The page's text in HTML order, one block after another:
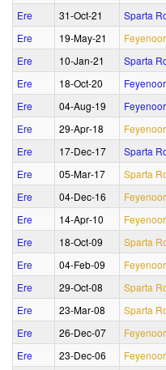
Ere
31‑Oct‑21 Sparta
Ere
19‑May‑21
Ere
10‑Jan‑21 Sparta
Ere
18‑Oct‑20
Ere
04‑Aug‑19
Ere
29‑Apr‑18
Ere
17‑Dec‑17 Sparta
Ere
05‑Mar‑17 Sparta
Ere
04‑Dec‑16
Ere
14‑Apr‑10
Ere
18‑Oct‑09 Sparta
Ere
04‑Feb‑09
Ere
29‑Oct‑08 Sparta
Ere
23‑Mar‑08 Sparta
Ere
26‑Dec‑07
Ere
23‑Dec‑06